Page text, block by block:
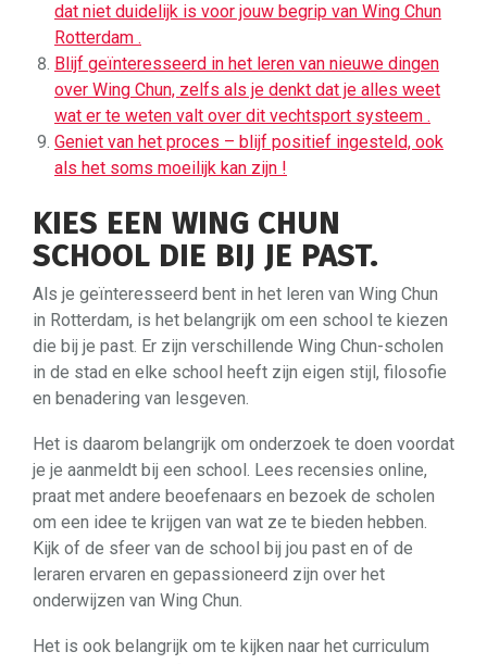
dat niet duidelijk is voor jouw begrip van Wing Chun
Rotterdam .
Blijf geïnteresseerd in het leren van nieuwe dingen
over Wing Chun, zelfs als je denkt dat je alles weet
wat er te weten valt over dit vechtsport systeem .
Geniet van het proces – blijf positief ingesteld, ook
als het soms moeilijk kan zijn !
KIES EEN WING CHUN
SCHOOL DIE BIJ JE PAST.
Als je geïnteresseerd bent in het leren van Wing Chun
in Rotterdam, is het belangrijk om een school te kiezen
die bij je past. Er zijn verschillende Wing Chun-scholen
in de stad en elke school heeft zijn eigen stijl, filosofie
en benadering van lesgeven.
Het is daarom belangrijk om onderzoek te doen voordat
je je aanmeldt bij een school. Lees recensies online,
praat met andere beoefenaars en bezoek de scholen
om een idee te krijgen van wat ze te bieden hebben.
Kijk of de sfeer van de school bij jou past en of de
leraren ervaren en gepassioneerd zijn over het
onderwijzen van Wing Chun.
Het is ook belangrijk om te kijken naar het curriculum